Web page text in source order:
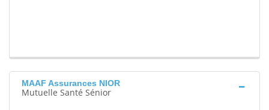
MAAF Assurances NIOR
Mutuelle Santé Sénior